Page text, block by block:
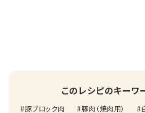
このレシピのキーワ
豚ブロック肉 豚肉（焼肉用）